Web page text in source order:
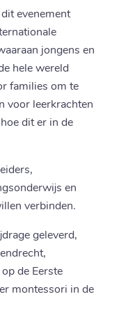
evenement
jongens en
hele wereld
families om te
voor leerkrachten
dit er in de
en
verbinden.
geleverd,
de Eerste
montessori in de